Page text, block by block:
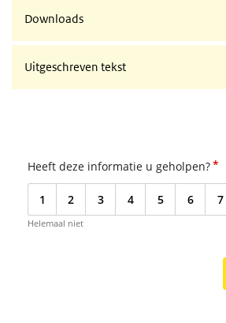
Downloads
Uitgeschreven tekst
Heeft deze informatie u geholpen?*
1 2 3 4 5 6 7
Helemaal niet